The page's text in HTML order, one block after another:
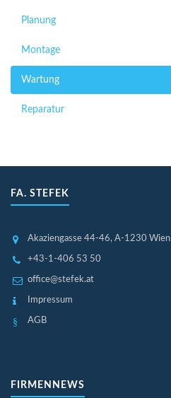
Planung
Montage
Wartung
Reparatur
FA. STEFEK
Akaziengasse 44-46, A-1230 Wien
+43-1-406 53 50
office@stefek.at
Impressum
AGB
FIRMENNEWS